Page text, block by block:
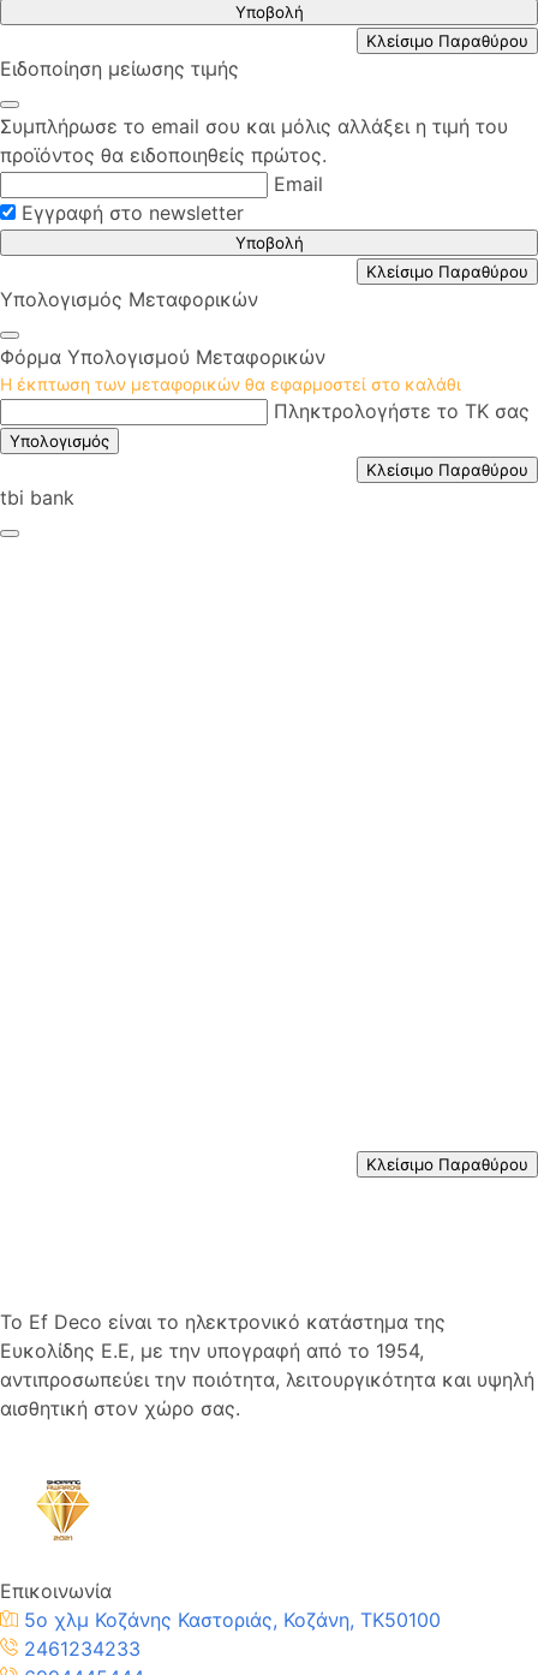
Υποβολή
Κλείσιμο Παραθύρου
Ειδοποίηση μείωσης τιμής
Συμπλήρωσε το email σου και μόλις αλλάξει η τιμή του
προϊόντος θα ειδοποιηθείς πρώτος.
Email
Εγγραφή στο newsletter
Υποβολή
Κλείσιμο Παραθύρου
Υπολογισμός Μεταφορικών
Φόρμα Υπολογισμού Μεταφορικών
Η έκπτωση των μεταφορικών θα εφαρμοστεί στο καλάθι
Πληκτρολογήστε το ΤΚ σας
Υπολογισμός
Κλείσιμο Παραθύρου
tbi bank
Κλείσιμο Παραθύρου
Το Ef Deco είναι το ηλεκτρονικό κατάστημα της
Ευκολίδης Ε.Ε, με την υπογραφή από το 1954,
αντιπροσωπεύει την ποιότητα, λειτουργικότητα και υψηλή
αισθητική στον χώρο σας.
Επικοινωνία
5ο χλμ Κοζάνης Καστοριάς, Κοζάνη, TK50100
2461234233